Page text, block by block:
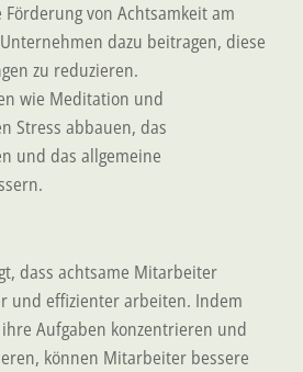
von Achtsamkeit am
dazu beitragen, diese
zu reduzieren.
wie Meditation und
Stress abbauen, das
und das allgemeine
dass achtsame Mitarbeiter
und effizienter arbeiten. Indem
Aufgaben konzentrieren und
können Mitarbeiter bessere